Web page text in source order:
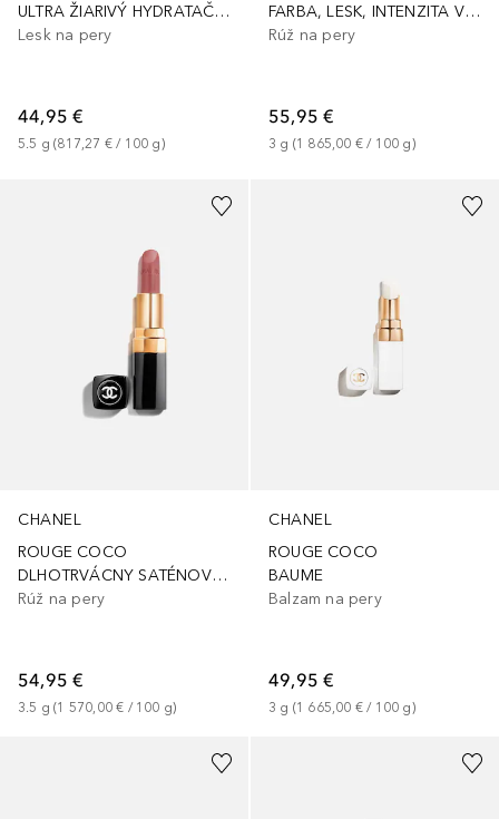
ULTRA ŽIARIVÝ HYDRATAČNÝ A VYHLADZUJÚCI LESK NA PERY
Lesk na pery
44,95 €
5.5 g (817,27 € / 100 g)
FARBA, LESK, INTENZITA V ZÁBLESKU
Rúž na pery
55,95 €
3 g (1 865,00 € / 100 g)
CHANEL
ROUGE COCO
DLHOTRVÁCNY SATÉNOVÝ RÚŽ
Rúž na pery
54,95 €
3.5 g (1 570,00 € / 100 g)
+
CHANEL
ROUGE COCO
BAUME
Balzam na pery
49,95 €
3 g (1 665,00 € / 100 g)
+ 3 +7